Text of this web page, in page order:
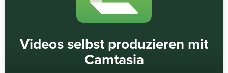
Videos selbst produzieren mit
Camtasia